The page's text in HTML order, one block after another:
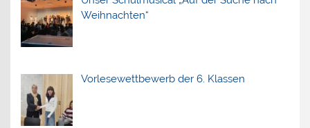
Weihnachten“
Vorlesewettbewerb der 6. Klassen